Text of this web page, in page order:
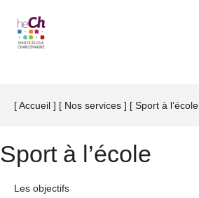
Fil
Accueil Nos services Sport à l’école
Sport à l’école
Les objectifs